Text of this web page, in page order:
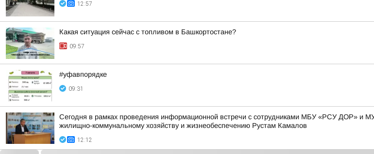
12:57
Какая ситуация сейчас с топливом в Башкортостане?
09:57
#уфавпорядке
09:31
Сегодня в рамках проведения информационной встречи с сотрудниками МБУ «РСУ ДОР» и
жилищно-коммунальному хозяйству и жизнеобеспечению Рустам Камалов
12:12